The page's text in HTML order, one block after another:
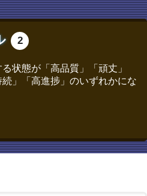
2
状態が「高品質」「頑丈」
続」「高進捗」のいずれかにな